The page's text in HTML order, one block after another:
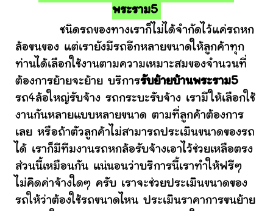
พระราม5
ชนิดรถของทางเราก็ไม่ได้จำกัดไว้แค่รถหก
ล้อขนของ แต่เรายังมีรถอีกหลายขนาดให้ลูกค้าทุก
ท่านได้เลือกใช้งานตามความเหมาะสมของจำนวนที่
ต้องการย้ายจะย้าย บริการรับย้ายบ้านพระราม5
รถ4ล้อใหญ่รับจ้าง รถกระบะรับจ้าง เรามีให้เลือกใช้
งานกันหลายแบบหลายขนาด ตามที่ลูกค้าต้องการ
เลย หรือถ้าตัวลูกค้าไม่สามารถประเมินขนาดของรถ
ได้ เราก็มีทีมงานรถหกล้อรับจ้างเอาไว้ช่วยเหลือตรง
ส่วนนี้เหมือนกัน แน่นอนว่าบริการนี้เราทำให้ฟรีๆ
ไม่คิดค่าจ้างใดๆ ครับ เราจะช่วยประเมินขนาดของ
รถให้ว่าต้องใช้รถขนาดไหน ประเมินราคาการขนย้าย